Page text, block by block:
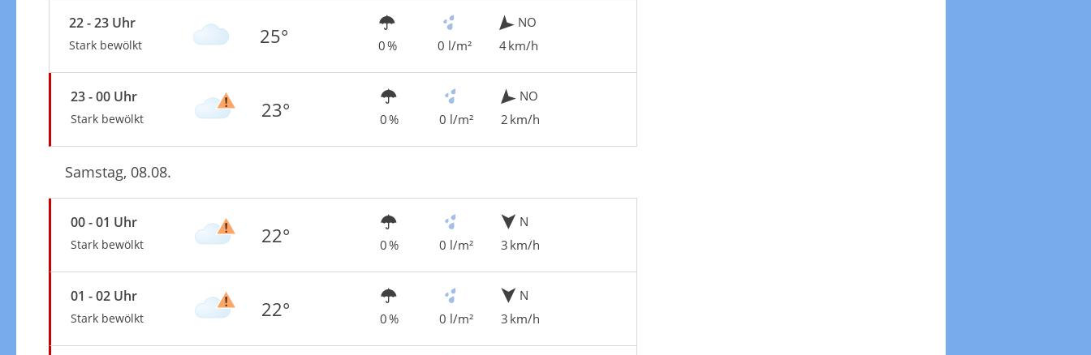
22 - 23 Uhr
Stark bewölkt 25° 0 % 0 l/m²
NO
4 km/h
23 - 00 Uhr
Stark bewölkt 23° 0 % 0 l/m²
NO
2 km/h
Samstag, 08.08.
00 - 01 Uhr
Stark bewölkt 22° 0 % 0 l/m²
N
3 km/h
01 - 02 Uhr
Stark bewölkt 22° 0 % 0 l/m²
N
3 km/h